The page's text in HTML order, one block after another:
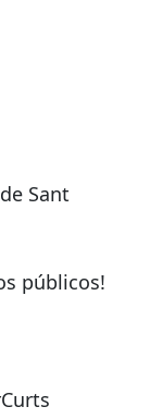
Sant
públicos!